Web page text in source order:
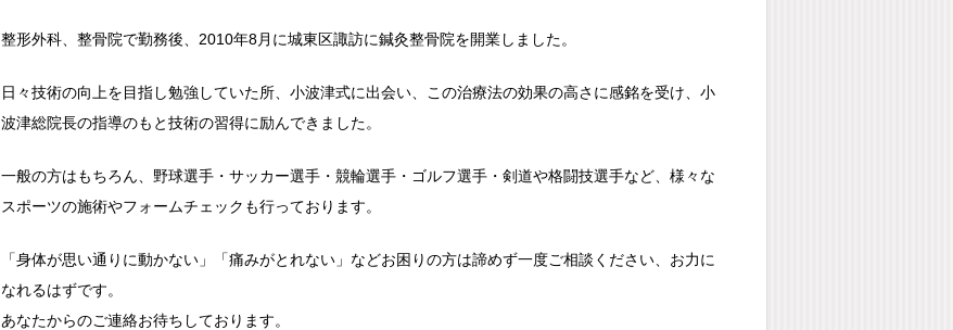
整形外科、整骨院で勤務後、2010年8月に城東区諏訪に鍼灸整骨院を開業しました。
日々技術の向上を目指し勉強していた所、小波津式に出会い、この治療法の効果の高さに感銘を受け、小
波津総院長の指導のもと技術の習得に励んできました。
一般の方はもちろん、野球選手・サッカー選手・競輪選手・ゴルフ選手・剣道や格闘技選手など、様々な
スポーツの施術やフォームチェックも行っております。
「身体が思い通りに動かない」「痛みがとれない」などお困りの方は諦めず一度ご相談ください、お力に
なれるはずです。
あなたからのご連絡お待ちしております。